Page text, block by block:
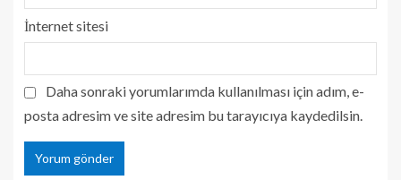
İnternet sitesi
Daha sonraki yorumlarımda kullanılması için adım, e-
posta adresim ve site adresim bu tarayıcıya kaydedilsin.